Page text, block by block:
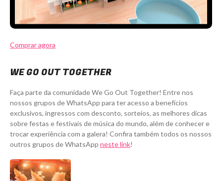
Comprar agora
WE GO OUT TOGETHER
Faça parte da comunidade We Go Out Together! Entre nos
nossos grupos de WhatsApp para ter acesso a benefícios
exclusivos, ingressos com desconto, sorteios, as melhores dicas
sobre festas e festivais de música do mundo, além de conhecer e
trocar experiência com a galera! Confira também todos os nossos
outros grupos de WhatsApp neste link!